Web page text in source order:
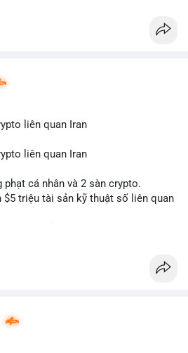
lên tới 20,2%.
tăng trưởng vượt bậc này? Hãy cùng
liên quan Iran
liên quan Iran
phạt cá nhân và 2 sàn crypto.
triệu tài sản kỹ thuật số liên quan
crypto, tăng áp lực pháp lý.